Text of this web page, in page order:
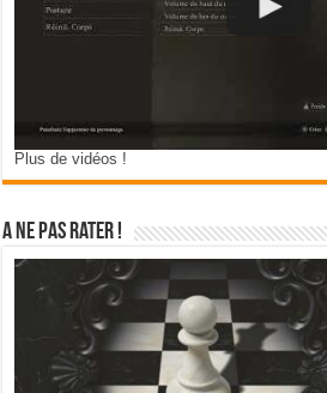
Plus de vidéos !
A ne pas rater !